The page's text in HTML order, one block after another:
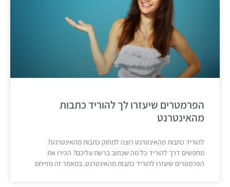
הפרמטרים שיעזרו לך להוריד כתבות
מהאינטרנט
להוריד כתבות מהאינטרנט רוצה למחוק כתבות מהאינטרנט?
מחפשים דרך להוריד כל מה שכתוב ברשת עליכם? הכירו את
הפרמטרים שיעזרו להוריד כתבות מהאינטרנט. במאמר זה נתייחס